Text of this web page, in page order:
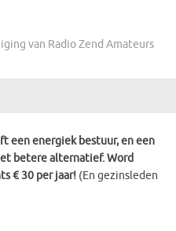
van Radio Zend Amateurs
een energiek bestuur, en een
betere alternatief. Word
€ 30 per jaar! (En gezinsleden